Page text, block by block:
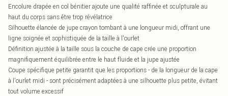
Encolure drapée en col bénitier ajoute une qualité raffinée et sculpturale au
haut du corps sans être trop révélatrice
Silhouette élancée de jupe crayon tombant à une longueur midi, offrant une
ligne soignée et sophistiquée de la taille à l'ourlet
Définition ajustée à la taille sous la couche de cape crée une proportion
magnifiquement équilibrée entre le haut fluide et la jupe ajustée
Coupe spécifique petite garantit que les proportions - de la longueur de la cape
à l'ourlet midi - sont précisément adaptées à une silhouette plus petite, évitant
tout volume excessif